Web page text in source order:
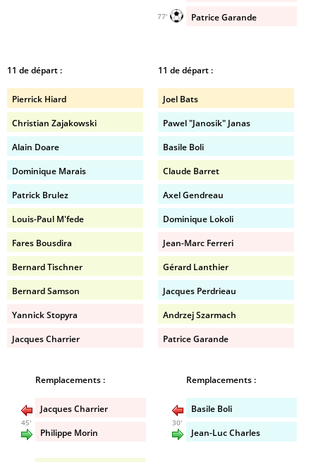
Patrice Garande
77'
11 de départ :
Pierrick Hiard
Christian Zajakowski
Alain Doare
Dominique Marais
Patrick Brulez
Louis-Paul M'fede
Fares Bousdira
Bernard Tischner
Bernard Samson
Yannick Stopyra
Jacques Charrier
11 de départ :
Joel Bats
Pawel "Janosik" Janas
Basile Boli
Claude Barret
Axel Gendreau
Dominique Lokoli
Jean-Marc Ferreri
Gérard Lanthier
Jacques Perdrieau
Andrzej Szarmach
Patrice Garande
Remplacements :
Jacques Charrier
45'
Philippe Morin
Remplacements :
Basile Boli
30'
Jean-Luc Charles